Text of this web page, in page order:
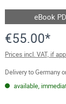
eBook
€55.00*
Prices incl. VAT, if
Delivery to Germany
available,